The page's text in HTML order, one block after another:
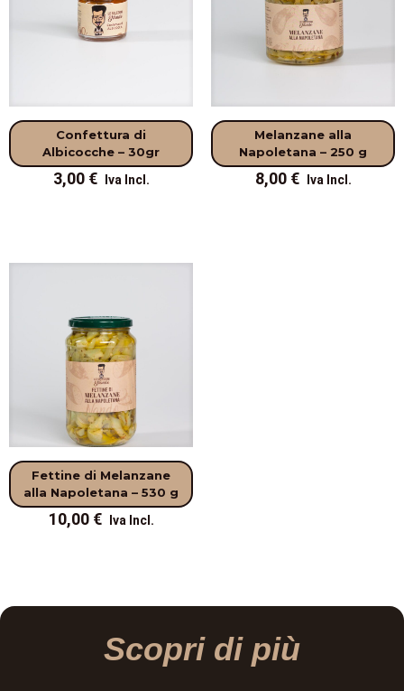
Confettura di
Albicocche – 30gr
3,00 €
Melanzane alla
Napoletana – 250 g
8,00 €
Fettine di Melanzane
alla Napoletana – 530 g
10,00 €
Scopri di più